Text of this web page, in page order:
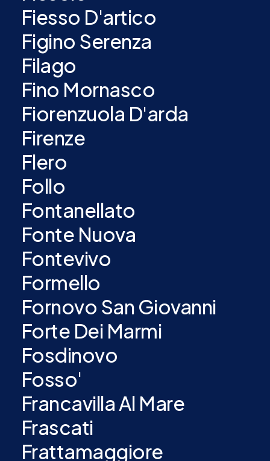
Fiesso D'artico
Figino Serenza
Filago
Fino Mornasco
Fiorenzuola D'arda
Firenze
Flero
Follo
Fontanellato
Fonte Nuova
Fontevivo
Formello
Fornovo San Giovanni
Forte Dei Marmi
Fosdinovo
Fosso'
Francavilla Al Mare
Frascati
Frattamaggiore